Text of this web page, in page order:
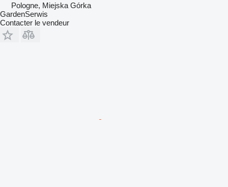
Pologne, Miejska Górka
GardenSerwis
Contacter le vendeur